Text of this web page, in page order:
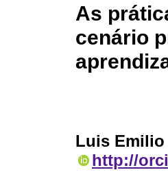
As
cenário
Luis Emilio
http://